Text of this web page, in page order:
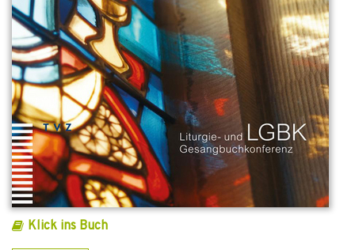
Klick ins Buch